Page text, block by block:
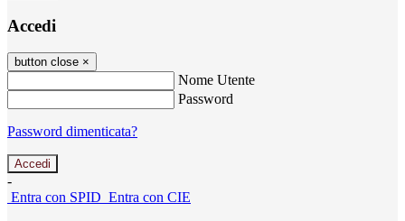
Accedi
button close ×
Nome Utente
Password
Password dimenticata?
-
Entra con SPID Entra con CIE